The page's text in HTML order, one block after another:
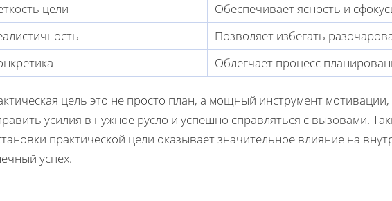
цели
Обеспечивает ясность и
Позволяет избегать
Облегчает процесс
цель это не просто план, а мощный инструмент
усилия в нужное русло и успешно справляться с вызовами.
практической цели оказывает значительное влияние на
успех.